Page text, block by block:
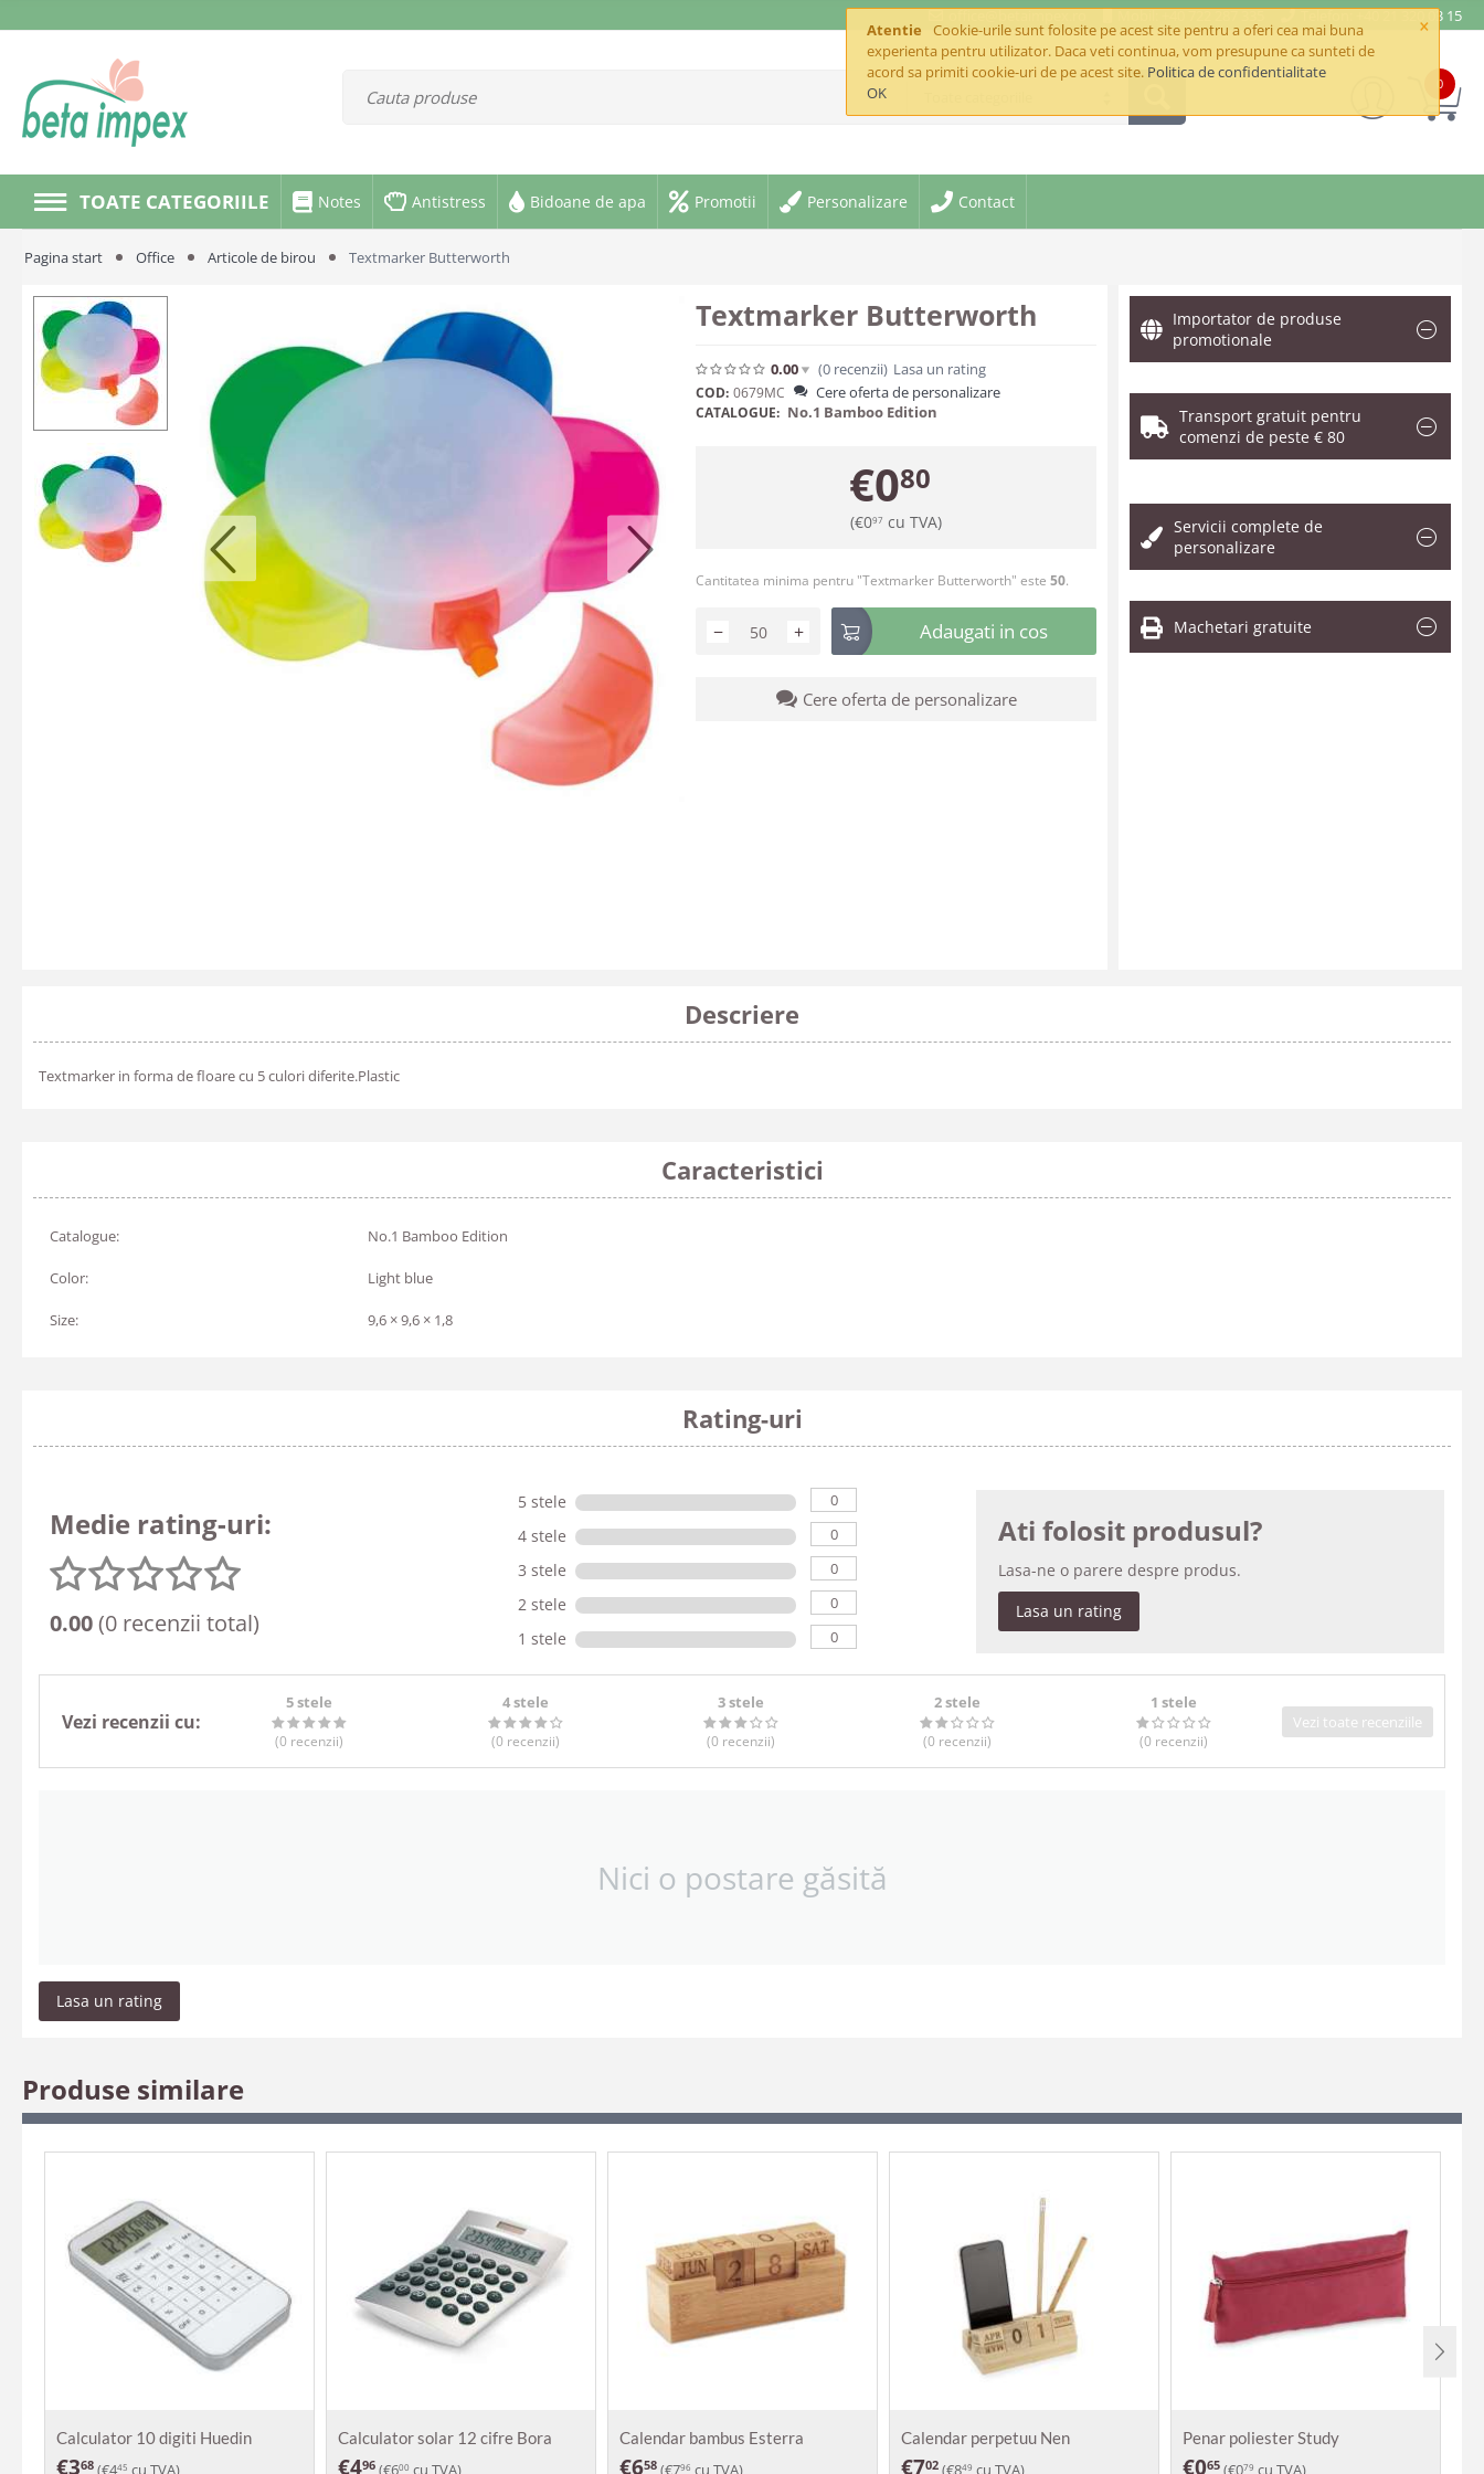
×
Atentie
Cookie-urile sunt folosite pe acest site pentru a oferi cea mai buna
experienta pentru utilizator. Daca veti continua, vom presupune ca sunteti de
acord sa primiti cookie-uri de pe acest site. Politica de confidentialitate
OK
office@betaimpex.ro Mobil: +40 722 287 335 Telefon: +40 21 320 03 15
0
TOATE CATEGORIILE Notes Antistress Bidoane de apa Promotii Personalizare Contact
Pagina start Office Articole de birou Textmarker Butterworth
Textmarker Butterworth
0.00 (0 recenzii) Lasa un rating
COD: 0679MC Cere oferta de personalizare
CATALOGUE: No.1 Bamboo Edition
€080
(€097 cu TVA)
Cantitatea minima pentru "Textmarker Butterworth" este 50.
+
− Adaugati in cos
Cere oferta de personalizare
Importator de produse
promotionale
Transport gratuit pentru
comenzi de peste € 80
Servicii complete de
personalizare
Machetari gratuite
Descriere
Textmarker in forma de floare cu 5 culori diferite.Plastic
Caracteristici
Catalogue: No.1 Bamboo Edition
Color: Light blue
Size: 9,6 × 9,6 × 1,8
Rating-uri
Medie rating-uri:
0.00(0 recenzii total)
5 stele 0
4 stele 0
3 stele 0
2 stele 0
1 stele 0
Ati folosit produsul?
Lasa-ne o parere despre produs.
Lasa un rating
Vezi recenzii cu:
5 stele
(0 recenzii)
4 stele
(0 recenzii)
3 stele
(0 recenzii)
2 stele
(0 recenzii)
1 stele
(0 recenzii)
Vezi toate recenziile
Nici o postare găsită
Lasa un rating
Produse similare
Calculator 10 digiti Huedin
€368 (€445 cu TVA)
Calculator solar 12 cifre Bora
€496 (€600 cu TVA)
Calendar bambus Esterra
€658 (€796 cu TVA)
Calendar perpetuu Nen
€702 (€849 cu TVA)
Penar poliester Study
€065 (€079 cu TVA)